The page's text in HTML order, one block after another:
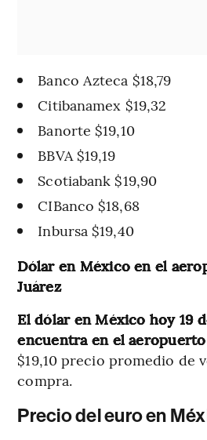
Banco Azteca $18,79
Citibanamex $19,32
Banorte $19,10
BBVA $19,19
Scotiabank $19,90
CIBanco $18,68
Inbursa $19,40
Dólar en México en el
Juárez
El dólar en México hoy 19
encuentra en el
$19,10 precio promedio de
compra.
Precio del euro en